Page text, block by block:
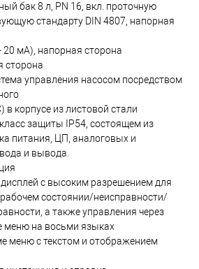
бак 8 л, PN 16, вкл. проточную
стандарту DIN 4807, напорная
20 мА), напорная сторона
сторона
управления насосом посредством
в корпусе из листовой стали
защиты IP54, состоящем из
питания, ЦП, аналоговых и
и вывода.
с высоким разрешением для
состоянии/неисправности/
а также управления через
меню на восьми языках
меню с текстом и отображением